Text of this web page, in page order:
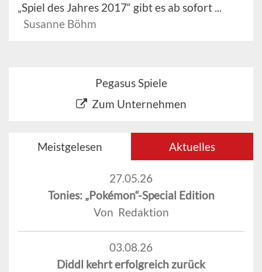
„Spiel des Jahres 2017“ gibt es ab sofort ...
Susanne Böhm
Pegasus Spiele
Zum Unternehmen
Meistgelesen Aktuelles
27.05.26
Tonies: „Pokémon“-Special Edition
Von Redaktion
03.08.26
Diddl kehrt erfolgreich zurück